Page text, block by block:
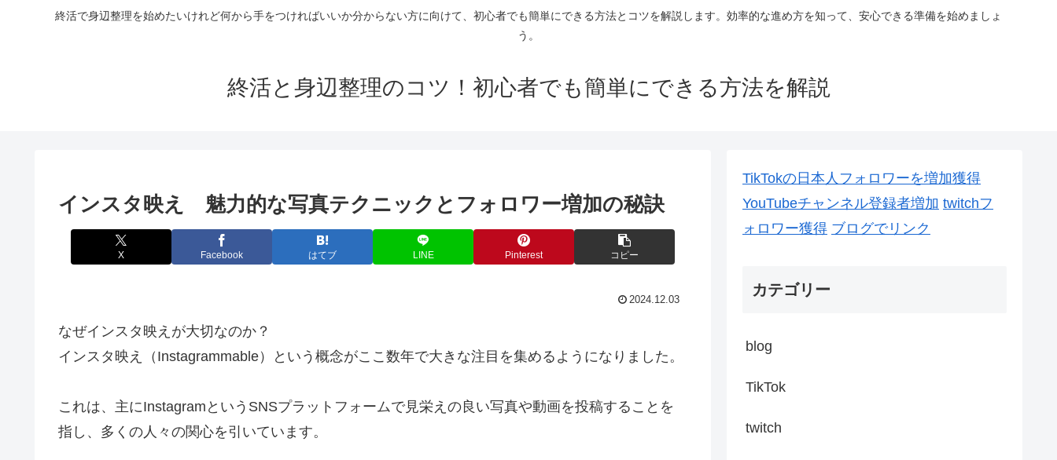
終活で身辺整理を始めたいけれど何から手をつければいいか分からない方に向けて、初心者でも簡単にできる方法とコツを解説します。効率的な進め方を知って、安心できる準備を始めましょ
う。
終活と身辺整理のコツ！初心者でも簡単にできる方法を解説
インスタ映え 魅力的な写真テクニックとフォロワー増加の秘訣
X Facebook はてブ LINE Pinterest コピー
2024.12.03
なぜインスタ映えが大切なのか？
インスタ映え（Instagrammable）という概念がここ数年で大きな注目を集めるようになりました。
これは、主にInstagramというSNSプラットフォームで見栄えの良い写真や動画を投稿することを
指し、多くの人々の関心を引いています。
TikTokの日本人フォロワーを増加獲得
YouTubeチャンネル登録者増加 twitchフ
ォロワー獲得 ブログでリンク
カテゴリー
blog
TikTok
twitch